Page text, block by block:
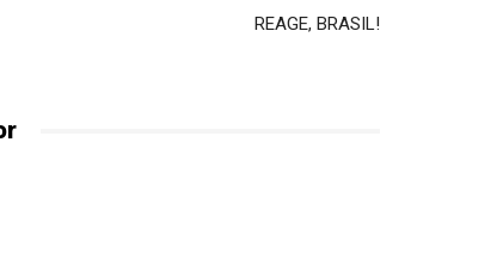
REAGE, BRASIL!